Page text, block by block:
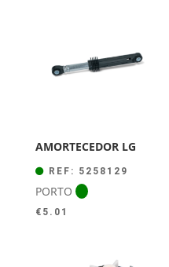
AMORTECEDOR LG
REF: 5258129
PORTO
€ 5.01